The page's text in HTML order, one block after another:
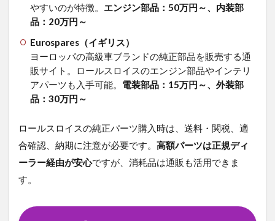
やすいのが特徴。 エンジン部品：50万円～、内装部
品：20万円～
Eurospares（イギリス）
ヨーロッパの高級車ブランドの純正部品を販売する通
販サイト。ロールスロイスのエンジン部品やインテリ
アパーツも入手可能。 電装部品：15万円～、外装部
品：30万円～
ロールスロイスの純正パーツ購入時は、送料・関税、適
合確認、納期に注意が必要です。 高額パーツは正規ディ
ーラー経由が安心ですが、消耗品は通販も活用できま
す。